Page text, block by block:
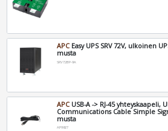
APCEasy UPS SRV 72V, ulkoinen
musta
SRV72BP-9A
APCUSB-A -> RJ-45 yhteyskaapeli,
Communications Cable Simple
musta
AP9827